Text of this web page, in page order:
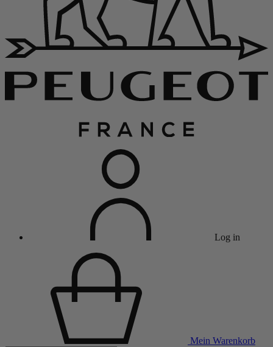
Log in
Mein Warenkorb